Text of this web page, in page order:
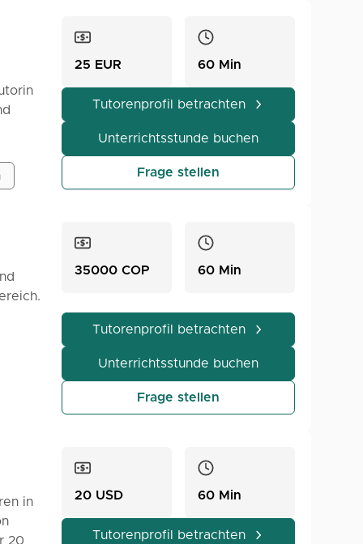
wir
für
in
25 EUR 60 Min
Tutorenprofil betrachten
Unterrichtsstunde buchen
Frage stellen
35000 COP 60 Min
Tutorenprofil betrachten
Unterrichtsstunde buchen
Frage stellen
in
20
20 USD 60 Min
Tutorenprofil betrachten